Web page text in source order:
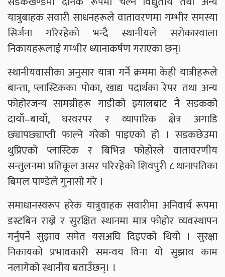
यात्रुबाहक सवारी साधनहरूले वातावरणमा गम्भीर समस्या
सिर्जना गरिरहेको भन्दै स्थानीयले सरोकारवाला
निकायहरूलाई गम्भीर ध्यानाकर्षण गराएका छन्।
स्थानीयवासीका अनुसार यात्रा गर्ने क्रममा केही यात्रीहरूले
बान्ता, प्लास्टिकका पोका, खाद्य पदार्थका रेपर तथा अन्य
फोहोरजन्य सामग्रीहरू गाडीको झ्यालबाट नै सडकको
दायाँ–बायाँ, घरवरपर र व्यापारिक क्षेत्र अगाडि
छ्यापछ्याप्ती फाल्ने गरेको पाइएको हो । सडकछेउमा
थुप्रिएको प्लास्टिक र बिभिन्न फोहोरले वातावरणीय
सन्तुलनमा प्रतिकूल असर परिरहेको शिवपुरी ८ थानापतिका
बिमल पाण्डेले गुनासो गरे ।
समाधानस्वरूप हरेक यात्रुवाहक सवारीमा अनिवार्य रूपमा
डस्टबिन राख्ने र सुरक्षित स्थानमा मात्र फोहोर व्यवस्थापन
गर्नुपर्ने सुझाव समेत यसअघि दिइएको थियोे । सुरक्षा
निकायको प्रभावकारी समन्वय विना यो सुझाव काम
नलागेको स्थानीय बताउँछन्। ।